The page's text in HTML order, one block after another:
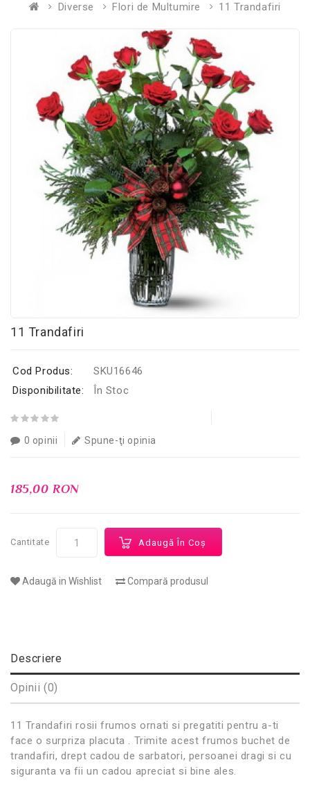
Diverse Flori de Multumire 11 Trandafiri
11 Trandafiri
Cod Produs:
SKU16646
Disponibilitate:
În Stoc
0 opinii Spune-ţi opinia
185,00 RON
Cantitate Adaugă În Coş
Adaugă in Wishlist Compară produsul
Descriere
Opinii (0)
11 Trandafiri rosii frumos ornati si pregatiti pentru a-ti
face o surpriza placuta . Trimite acest frumos buchet de
trandafiri, drept cadou de sarbatori, persoanei dragi si cu
siguranta va fii un cadou apreciat si bine ales.